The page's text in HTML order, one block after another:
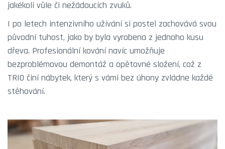
jakékoli vůle či nežádoucích zvuků.
I po letech intenzivního užívání si postel zachovává svou
původní tuhost, jako by byla vyrobena z jednoho kusu
dřeva. Profesionální kování navíc umožňuje
bezproblémovou demontáž a opětovné složení, což z
TRIO činí nábytek, který s vámi bez úhony zvládne každé
stěhování.